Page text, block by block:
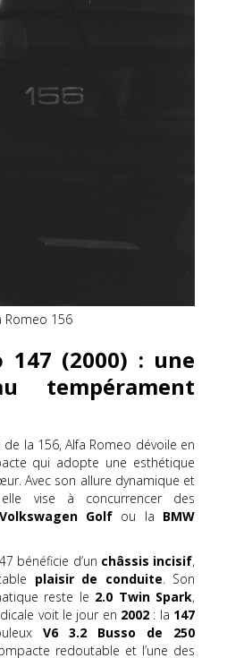
Romeo 156
147 (2000) : une
tempérament
la 156, Alfa Romeo dévoile en
qui adopte une esthétique
Avec son allure dynamique et
vise à concurrencer des
Volkswagen Golf ou la BMW
bénéficie d’un châssis incisif,
plaisir de conduite. Son
reste le 2.0 Twin Spark,
voit le jour en 2002 : la 147
V6 3.2 Busso de 250
redoutable et l’une des